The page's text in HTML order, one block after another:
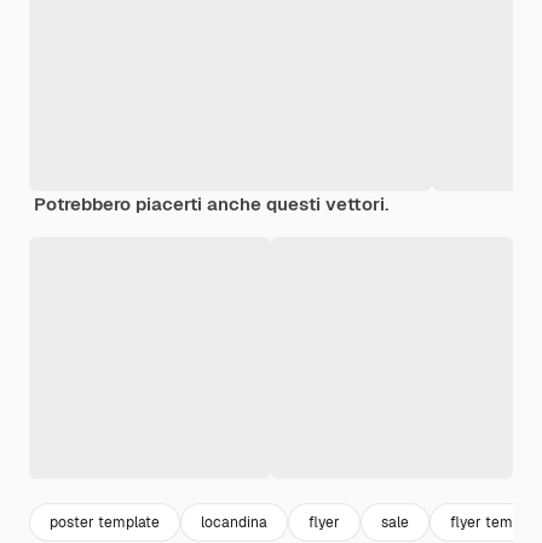
Potrebbero piacerti anche questi vettori.
poster template locandina flyer sale flyer